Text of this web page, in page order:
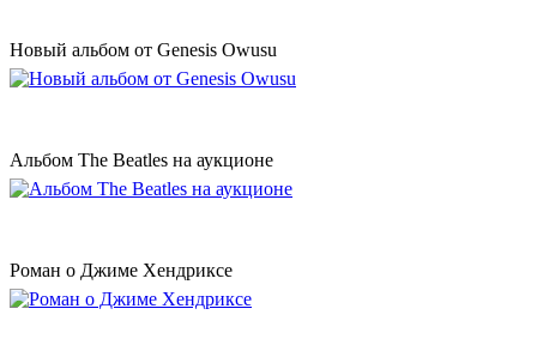
Новый альбом от Genesis Owusu
Альбом The Beatles на аукционе
Роман о Джиме Хендриксе